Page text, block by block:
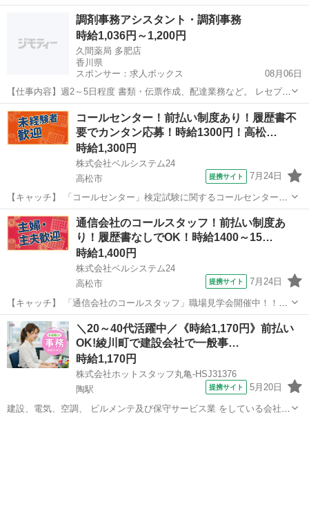
OK！高時給！週3日～OK！服装自由！車通勤OK 【コメント】 ベルシ
ステム24ではWワークや扶養内勤務、短期や長期など様々なお仕事を
ご紹介可能！ お給料は前払...
高松市 電話対応
調剤事務アシスタント・調剤事務
時給1,036円～1,200円
久間薬局 多肥店
香川県
スポンサー：求人ボックス
08月06日
【仕事内容】週2～5日程度 書類・伝票作成、配達業務など。 レセプト
作成・レセコン入力などの業務はありません。 【経験・資格】<応募
要件> 未経験者でも可能ですが、経験者優遇。 午後の部ラストまで勤
務出来る方は時給Upします。 配...
アルバイト・パート
コールセンター！前払い制度あり！履歴書不
要でカンタン応募！時給1300円！高松…
時給1,300円
株式会社ベルシステム24
高松市
提携サイト 7月24日
【キャッチ】 「コールセンター」検定試験に関するコールセンター！
土日祝休み！17:00退社！扶養内OK 【コメント】 ベルシステム24なら
前払い＆履歴書不要！ 勤務時間や働き方など、あなたのライフスタイ
ルに合わせたお仕事を...
香川 高松市 電話対応
通信会社のコールスタッフ！前払い制度あ
り！履歴書なしでOK！時給1400～15…
時給1,400円
株式会社ベルシステム24
高松市
提携サイト 7月24日
【キャッチ】 「通信会社のコールスタッフ」職場見学会開催中！！未
経験OK！ご予約は前日まで！通信会社コールセンター 【コメント】
ベルシステム24ではWワークや扶養内勤務、短期や長期など様々なお
仕事をご紹介可能！ お給料は...
香川 高松市 電話対応
＼20～40代活躍中／《時給1,170円》前払い
OK!綾川町で建設会社で一般事…
時給1,170円
株式会社ホットスタッフ丸亀-HSJ31376
陶駅
提携サイト 5月20日
建設、電気、空調、 ビルメンテ及び保守サービス業 をしている会社様